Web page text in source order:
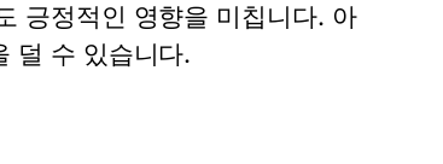
긍정적인 영향을 미칩니다. 아
덜 수 있습니다.